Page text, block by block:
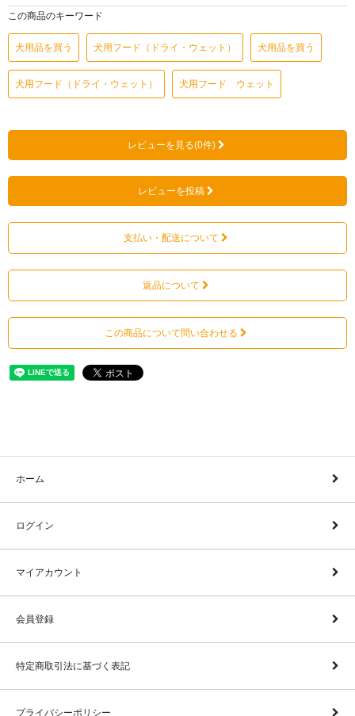
この商品のキーワード
犬用品を買う 犬用フード（ドライ・ウェット） 犬用品を買う
犬用フード（ドライ・ウェット） 犬用フード ウェット
レビューを見る(0件)
レビューを投稿
支払い・配送について
返品について
この商品について問い合わせる
ホーム
ログイン
マイアカウント
会員登録
特定商取引法に基づく表記
プライバシーポリシー